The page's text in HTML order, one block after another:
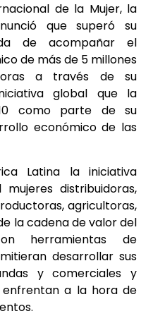
de la Mujer, la
que superó su
de acompañar el
de más de 5 millones
a través de su
global que la
como parte de su
económico de las
Latina la iniciativa
distribuidoras,
agricultoras,
la cadena de valor del
herramientas de
desarrollar sus
y comerciales y
a la hora de